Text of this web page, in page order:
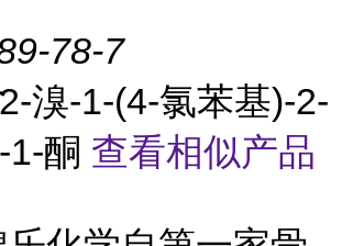
78-7
2-溴-1-(4-氯苯基)-2-
酮 查看相似产品